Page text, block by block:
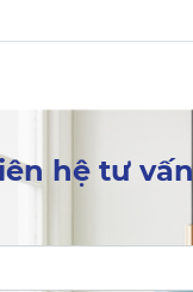
hệ tư vấn